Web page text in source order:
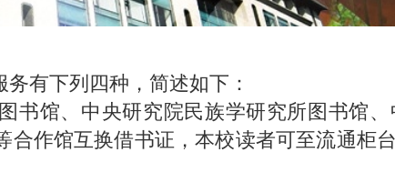
有下列四种，简述如下：
书馆、中央研究院民族学研究所图书馆
合作馆互换借书证，本校读者可至流通柜